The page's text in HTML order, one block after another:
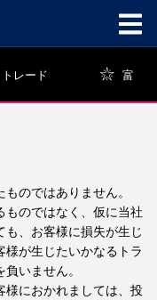
トレード 富
のではありません。
ものではなく、仮に当社
、お客様に損失が生じ
が生じたいかなるトラ
いません。
様におかれましては、投